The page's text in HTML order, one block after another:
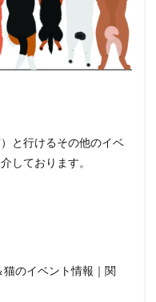
と行けるその他のイベ
しております。
のイベント情報｜関